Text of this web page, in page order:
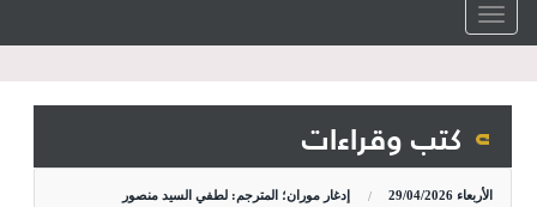
Toggle
navigation
كتب وقراءات
الأربعاء 29/04/2026 إدغار موران؛ المترجم: لطفي السيد منصور